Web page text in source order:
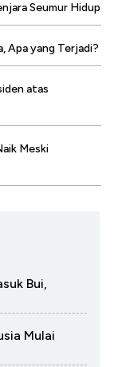
Seumur Hidup
Apa yang Terjadi?
atas
Meski
Bui,
Mulai